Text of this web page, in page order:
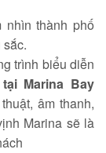
nhìn thành phố
trình biểu diễn
Marina Bay
âm thanh,
Marina sẽ là